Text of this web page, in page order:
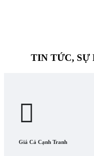
TIN TỨC,
Giá Cả Cạnh Tranh